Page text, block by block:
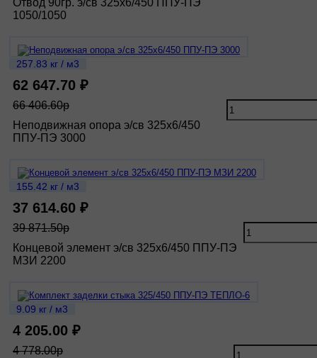
Отвод 90гр. э/св 325х6/450 ППУ-ПЭ
1050/1050
257.83 кг / м3
62 647.70 ₽
66 406.60р
Неподвижная опора э/св 325х6/450
ППУ-ПЭ 3000
155.42 кг / м3
37 614.60 ₽
39 871.50р
Концевой элемент э/св 325х6/450 ППУ-ПЭ
МЗИ 2200
9.09 кг / м3
4 205.00 ₽
4 778.00р